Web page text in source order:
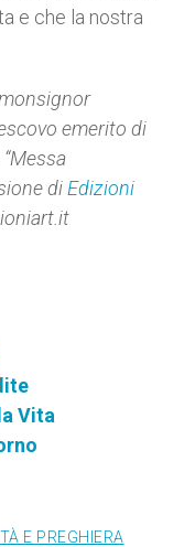
e che la nostra
emerito di
di Edizioni
Vita
E PREGHIERA